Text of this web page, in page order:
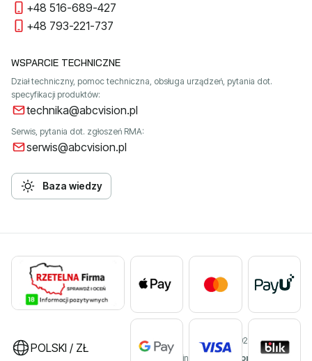
+48 516-689-427
+48 793-221-737
WSPARCIE TECHNICZNE
Dział techniczny, pomoc techniczna, obsługa urządzeń, pytania dot.
specyfikacji produktów:
technika@abcvision.pl
Serwis, pytania dot. zgłoszeń RMA:
serwis@abcvision.pl
Baza wiedzy
POLSKI / ZŁ
©2026 ABC VISION
Sklep internetowy
Shoper Premium